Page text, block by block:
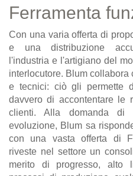
Ferramenta
Con una varia offerta di
e una distribuzione
l'industria e l'artigiano del
interlocutore. Blum
e tecnici: ciò gli permette
davvero di accontentare le
clienti. Alla domanda di
evoluzione, Blum sa
con una vasta offerta di
riveste nel settore un
merito di progresso, alto